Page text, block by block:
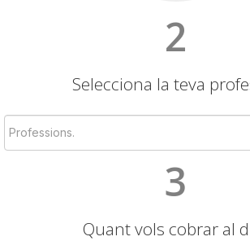
2
Selecciona la teva
3
Quant vols cobrar al